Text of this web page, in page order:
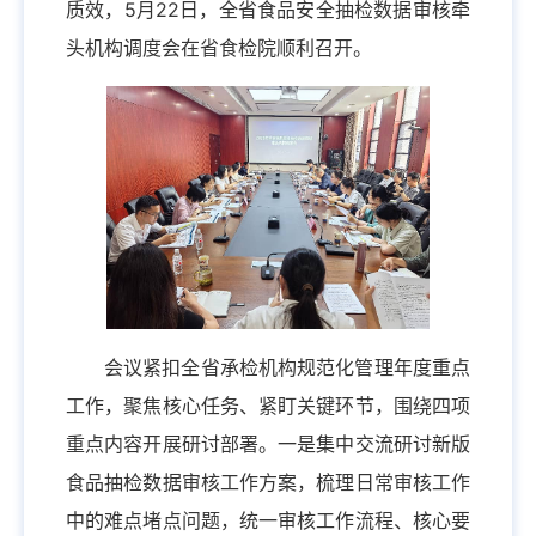
质效，5月22日，全省食品安全抽检数据审核牵
头机构调度会在省食检院顺利召开。
会议紧扣全省承检机构规范化管理年度重点
工作，聚焦核心任务、紧盯关键环节，围绕四项
重点内容开展研讨部署。一是集中交流研讨新版
食品抽检数据审核工作方案，梳理日常审核工作
中的难点堵点问题，统一审核工作流程、核心要